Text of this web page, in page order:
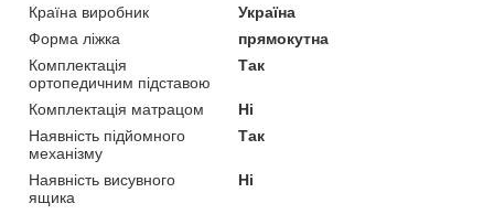
Країна виробник
Україна
Форма ліжка
прямокутна
Комплектація
ортопедичним підставою
Так
Комплектація матрацом
Ні
Наявність підйомного
механізму
Так
Наявність висувного
ящика
Ні